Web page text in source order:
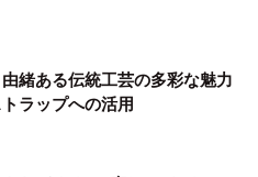
緒ある伝統工芸の多彩な魅力
ラップへの活用